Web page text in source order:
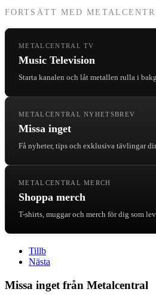
FORTSÄTT MED
METALCENTRAL TV
Music Television
Starta kanalen och låt metallen rulla i
METALCENTRAL NYHETSBREV
Missa inget
Få nyheter, tips och exklusiva tävlingar
METALCENTRAL MERCH
Shoppa merch
T-shirts, muggar och merch för dig som
Tillb
Nästa
Missa inget från Metalcentral